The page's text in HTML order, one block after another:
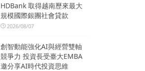
HDBank 取得越南歷來最大
規模國際銀團社會貸款
2026/08/07
創智動能強化AI與經營雙軸
競爭力 投資長受臺大EMBA
邀分享AI時代投資思維